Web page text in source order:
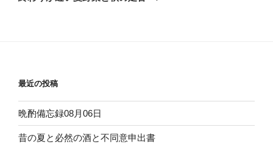
最近の投稿
晩酌備忘録08月06日
昔の夏と必然の酒と不同意申出書